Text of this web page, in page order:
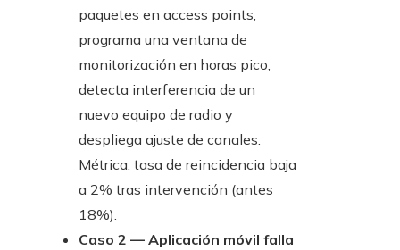
paquetes en access points,
programa una ventana de
monitorización en horas pico,
detecta interferencia de un
nuevo equipo de radio y
despliega ajuste de canales.
Métrica: tasa de reincidencia baja
a 2% tras intervención (antes
18%).
Caso 2 — Aplicación móvil falla